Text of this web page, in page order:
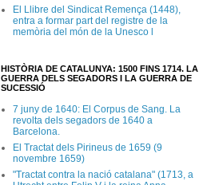
El Llibre del Sindicat Remença (1448),
entra a formar part del registre de la
memòria del món de la Unesco l
HISTÒRIA DE CATALUNYA: 1500 FINS 1714. LA
GUERRA DELS SEGADORS I LA GUERRA DE
SUCESSIÓ
7 juny de 1640: El Corpus de Sang. La
revolta dels segadors de 1640 a
Barcelona.
El Tractat dels Pirineus de 1659 (9
novembre 1659)
"Tractat contra la nació catalana" (1713, a